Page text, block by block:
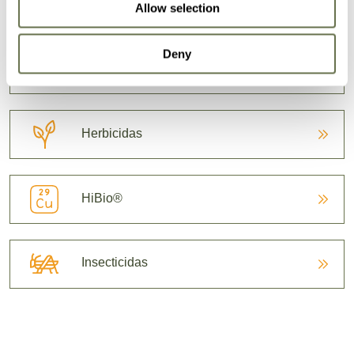
Allow selection
Deny
NUESTRAS SOLUCIONES
Herbicidas
HiBio®
Insecticidas